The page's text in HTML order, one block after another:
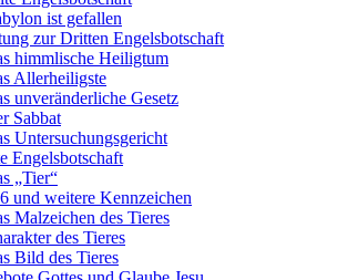
ist gefallen
zur Dritten Engelsbotschaft
himmlische Heiligtum
Allerheiligste
unveränderliche Gesetz
Sabbat
Untersuchungsgericht
Engelsbotschaft
„Tier“
und weitere Kennzeichen
Malzeichen des Tieres
des Tieres
Bild des Tieres